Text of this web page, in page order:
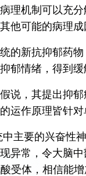
理机制可以充
他可能的病理
的新抗抑郁药
郁情绪，得到缓
说，其提出抑
运作原理皆针
主要的兴奋性
异常，令大脑
受体，相信能